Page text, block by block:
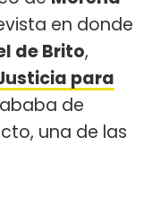
en donde
de Brito,
para
de
una de las